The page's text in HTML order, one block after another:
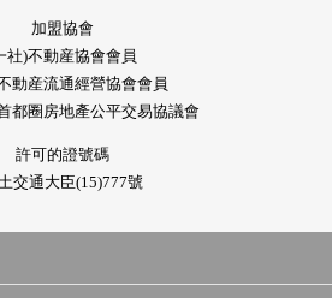
加盟協會
社)不動産協會會員
動産流通經營協會會員
都圈房地產公平交易協議會
許可的證號碼
交通大臣(15)777號